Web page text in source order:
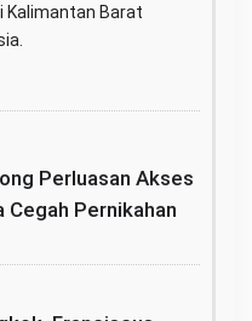
Kalimantan Barat
Perluasan Akses
Cegah Pernikahan